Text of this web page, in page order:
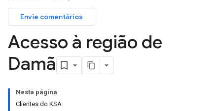
Envie comentários
Acesso à região de
Damã
Nesta página
Clientes do KSA